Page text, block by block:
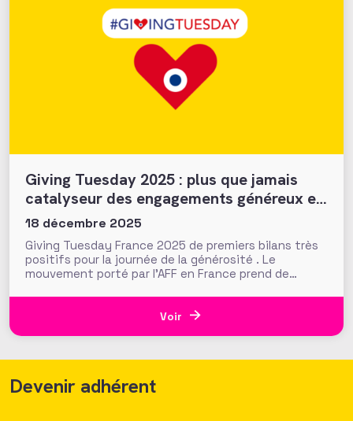
Giving Tuesday 2025 : plus que jamais
catalyseur des engagements généreux et
collectifs ?
18 décembre 2025
Giving Tuesday France 2025 de premiers bilans très
positifs pour la journée de la générosité . Le
mouvement porté par l'AFF en France prend de
Voir
Devenir adhérent